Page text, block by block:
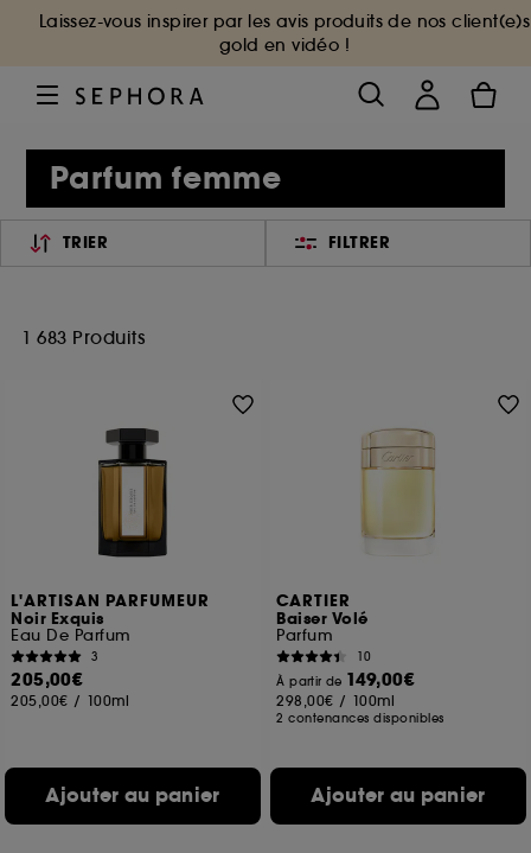
Laissez-vous inspirer par les avis produits de nos client(e)s
gold en vidéo !
Parfum femme
TRIER FILTRER
1 683 Produits
L'ARTISAN PARFUMEUR
Noir Exquis
Eau De Parfum
3
205,00€
205,00€ / 100ml
Ajouter au panier
CARTIER
Baiser Volé
Parfum
10
À partir de 149,00€
298,00€ / 100ml
2 contenances disponibles
Ajouter au panier